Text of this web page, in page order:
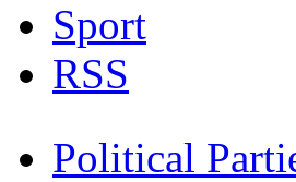
Sport
RSS
Political